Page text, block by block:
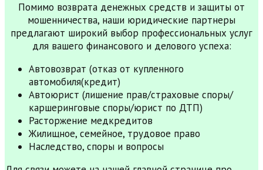
Помимо возврата денежных средств и защиты от
мошенничества, наши юридические партнеры
предлагают широкий выбор профессиональных услуг
для вашего финансового и делового успеха:
Автовозврат (отказ от купленного
автомобиля(кредит)
Автоюрист (лишение прав/страховые споры/
каршеринговые споры/юрист по ДТП)
Расторжение медкредитов
Жилищное, семейное, трудовое право
Наследство, споры и вопросы